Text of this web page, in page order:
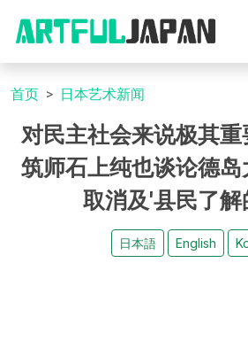
首页 日本艺术新闻
对民主社会来说极其
筑师石上纯也谈论德
取消及'县民了解
日本語 English